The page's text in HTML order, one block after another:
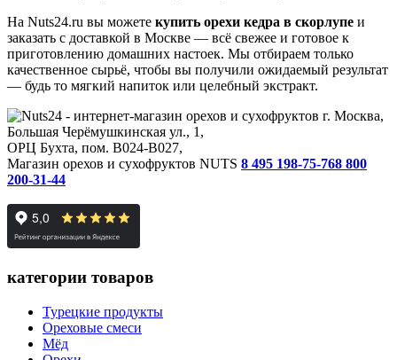
На Nuts24.ru вы можете купить орехи кедра в скорлупе и
заказать с доставкой в Москве — всё свежее и готовое к
приготовлению домашних настоек. Мы отбираем только
качественное сырьё, чтобы вы получили ожидаемый результат
— будь то мягкий напиток или целебный экстракт.
г. Москва,
Большая Черёмушкинская ул., 1,
ОРЦ Бухта, пом. B024-B027,
Магазин орехов и сухофруктов NUTS 8 495 198-75-768 800
200-31-44
категории товаров
Турецкие продукты
Ореховые смеси
Мёд